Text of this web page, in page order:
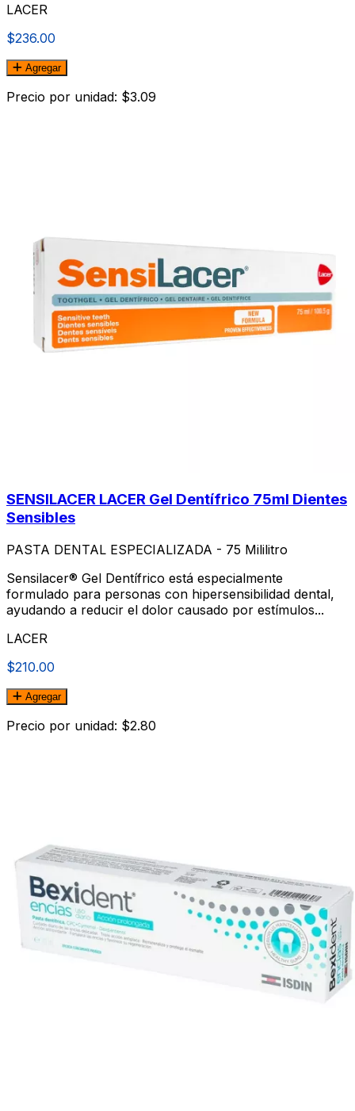
LACER
$236.00
Agregar
Precio por unidad: $3.09
SENSILACER LACER Gel Dentífrico 75ml Dientes
Sensibles
PASTA DENTAL ESPECIALIZADA - 75 Mililitro
Sensilacer® Gel Dentífrico está especialmente
formulado para personas con hipersensibilidad dental,
ayudando a reducir el dolor causado por estímulos...
LACER
$210.00
Agregar
Precio por unidad: $2.80